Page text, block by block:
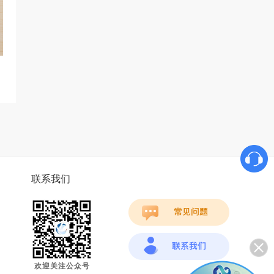
联系我们
欢迎关注公众号